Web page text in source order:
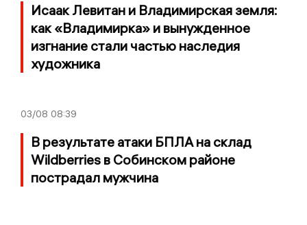
Исаак Левитан и Владимирская земля:
как «Владимирка» и вынужденное
изгнание стали частью наследия
художника
03/08 08:39
В результате атаки БПЛА на склад
Wildberries в Собинском районе
пострадал мужчина